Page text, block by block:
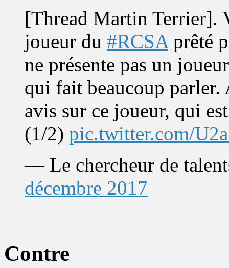
[Thread Martin Terrier].
joueur du #RCSAprêté
ne présente pas un
qui fait beaucoup
avis sur ce joueur, qui
(1/2) pic.twitter.com/
— Le chercheur de
décembre 2017
Contre